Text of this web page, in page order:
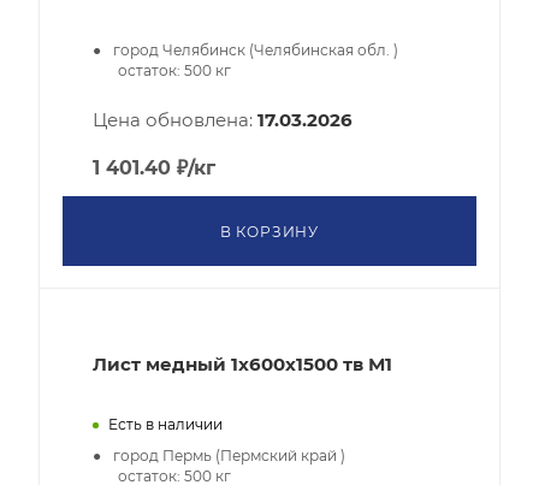
город Челябинск (Челябинская обл. )
остаток: 500 кг
Цена обновлена: 17.03.2026
1 401.40 ₽/кг
В КОРЗИНУ
Лист медный 1х600х1500 тв М1
Есть в наличии
город Пермь (Пермский край )
остаток: 500 кг